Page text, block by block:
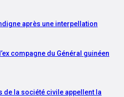
après une interpellation
compagne du Général guinéen
de la société civile appellent la